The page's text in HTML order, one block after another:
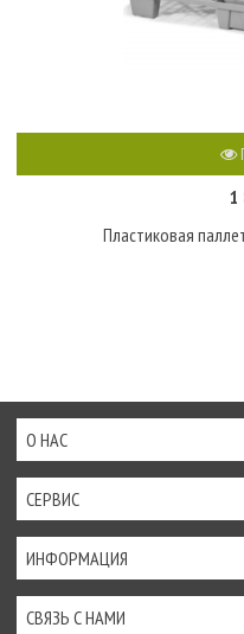
1
Пластиковая
О НАС
СЕРВИС
ИНФОРМАЦИЯ
СВЯЗЬ С НАМИ